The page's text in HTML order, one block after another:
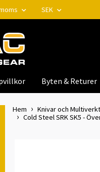
SEK
Byten & Returer
Hem Knivar och
Cold Steel SRK SK5 -